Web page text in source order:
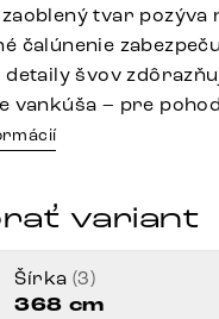
tvar pozýva
čalúnenie
detaily švov
vankúša – pre
variant
Šírka (3)
368 cm